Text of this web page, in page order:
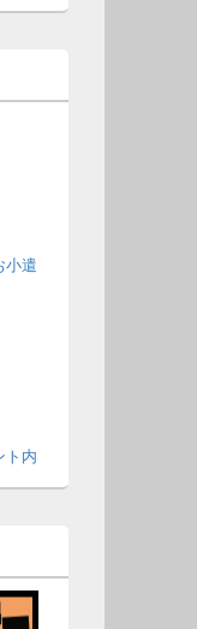
小遣
ト内
-
る